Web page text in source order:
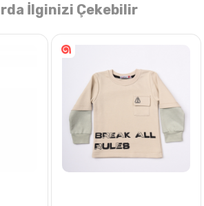
Nasıl Sipariş Veririm?
İlginizi Çekebilir